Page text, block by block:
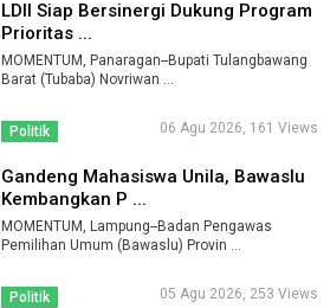
LDII Siap Bersinergi Dukung Program
Prioritas ...
MOMENTUM, Panaragan--Bupati Tulangbawang
Politik 06 Agu 2026, 161 Views
Gandeng Mahasiswa Unila, Bawaslu
Kembangkan P ...
MOMENTUM, Lampung--Badan Pengawas
Pemilihan Umum (Bawaslu) Provin ...
Politik 05 Agu 2026, 253 Views